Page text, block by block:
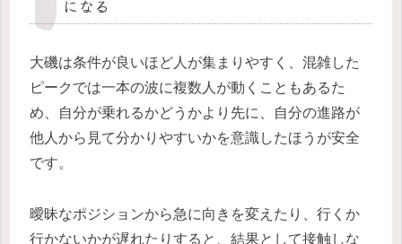
になる
大磯は条件が良いほど人が集まりやすく、混雑した
ピークでは一本の波に複数人が動くこともあるた
め、自分が乗れるかどうかより先に、自分の進路が
他人から見て分かりやすいかを意識したほうが安全
です。
曖昧なポジションから急に向きを変えたり、行くか
行かないかが遅れたりすると、結果として接触しな